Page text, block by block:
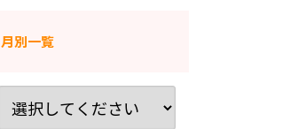
月別一覧